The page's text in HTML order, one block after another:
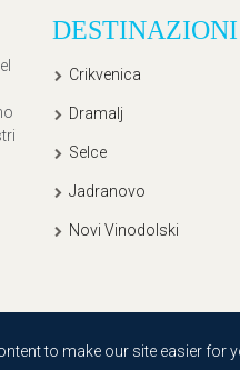
to make our site easier
DESTINAZIONI
Crikvenica
Dramalj
Selce
Jadranovo
Novi Vinodolski
byAgendum